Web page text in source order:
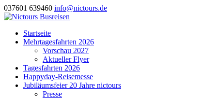
037601 639460 info@nictours.de
Startseite
Mehrtagesfahrten 2026
Vorschau 2027
Aktueller Flyer
Tagesfahrten 2026
Happyday-Reisemesse
Jubiläumsfeier 20 Jahre nictours
Presse